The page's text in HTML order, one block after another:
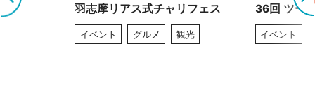
羽志摩リアス式チャリフェス
イベント グルメ 観光
36回 ツー
イベント